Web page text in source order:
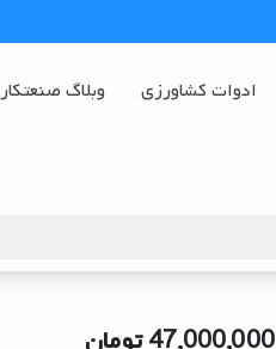
ادوات کشاورزی وبلاگ صنعتکار